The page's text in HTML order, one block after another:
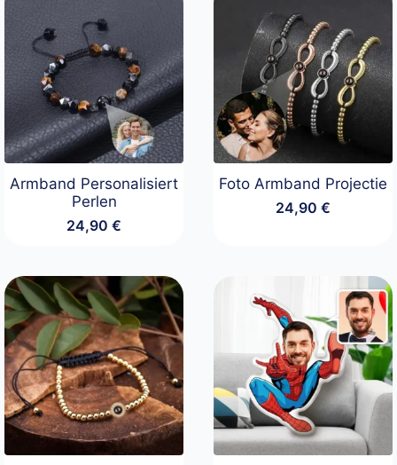
Armband Personalisiert
Perlen
24,90€
Foto Armband Projectie
24,90 €